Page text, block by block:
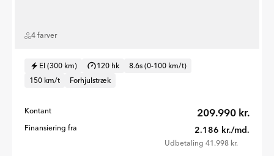
4 farver
El (300 km) 120 hk
8.6s (0-100 km/t)
150 km/t
Forhjulstræk
Kontant 209.990 kr.
Finansiering fra 2.186 kr./md.
Udbetaling 41.998 kr.